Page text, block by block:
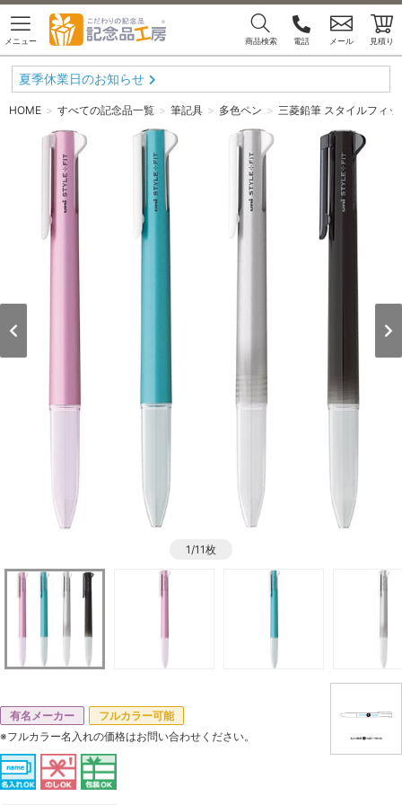
メニュー 商品検索 電話 メール 見積り
夏季休業日のお知らせ
HOME すべての記念品一覧 筆記具 多色ペン 三菱鉛筆 スタイルフィ
1/11枚
有名メーカー
フルカラー可能
※フルカラー名入れの価格はお問い合わせください。